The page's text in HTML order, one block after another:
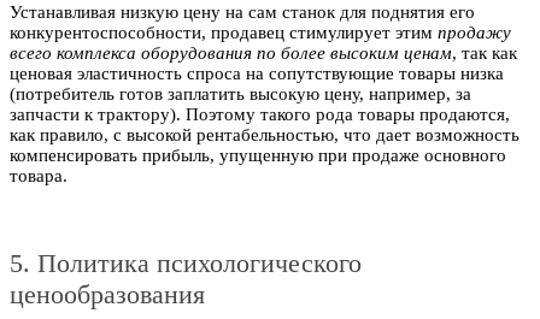
Устанавливая низкую цену на сам станок для поднятия его
конкурентоспособности, продавец стимулирует этим продажу
всего комплекса оборудования по более высоким ценам, так как
ценовая эластичность спроса на сопутствующие товары низка
(потребитель готов заплатить высокую цену, например, за
запчасти к трактору). Поэтому такого рода товары продаются,
как правило, с высокой рентабельностью, что дает возможность
компенсировать прибыль, упущенную при продаже основного
товара.
5. Политика психологического
ценообразования